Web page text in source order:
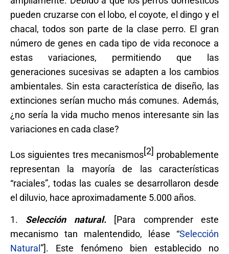
pueden cruzarse con el lobo, el coyote, el dingo y el
chacal, todos son parte de la clase perro. El gran
número de genes en cada tipo de vida reconoce a
estas variaciones, permitiendo que las
generaciones sucesivas se adapten a los cambios
ambientales. Sin esta característica de diseño, las
extinciones serían mucho más comunes. Además,
¿no sería la vida mucho menos interesante sin las
variaciones en cada clase?
Los siguientes tres mecanismos[2] probablemente
representan la mayoría de las características
“raciales”, todas las cuales se desarrollaron desde
el diluvio, hace aproximadamente 5.000 años.
1. Selección natural.[Para comprender este
mecanismo tan malentendido, léase “Selección
Natural”]. Este fenómeno bien establecido no